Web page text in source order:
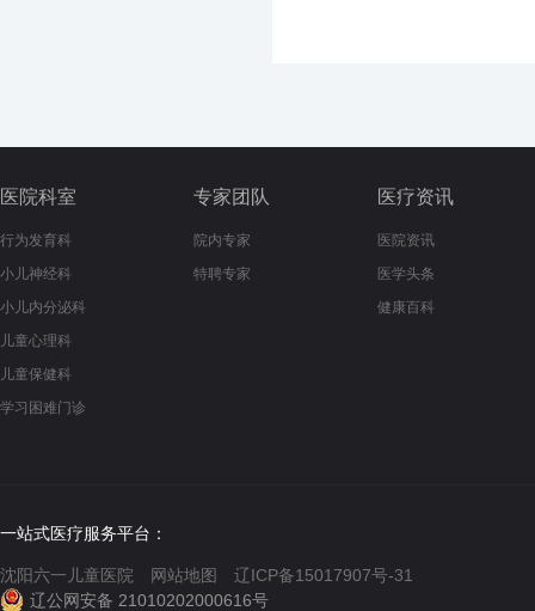
医院科室
行为发育科
小儿神经科
小儿内分泌科
儿童心理科
儿童保健科
学习困难门诊
专家团队
院内专家
特聘专家
医疗资讯
医院资讯
医学头条
健康百科
一站式医疗服务平台：
沈阳六一儿童医院 网站地图
辽ICP备15017907号-31
辽公网安备 21010202000616号